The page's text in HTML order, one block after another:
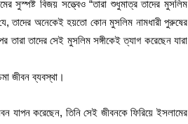
সুস্পষ্ট বিজয় সত্ত্বেও “তারা শুধুমাত্র তাদের মুসলিম
তাদের অনেকেই হয়তো কোন মুসলিম নামধারী পুরুষের
তারা তাদের সেই মুসলিম সঙ্গীকেই ত্যাগ করেছেন যারা
জীবন ব্যবস্থা।
যাপন করেছেন, তিনি সেই জীবনকে ফিরিয়ে ইসলামের